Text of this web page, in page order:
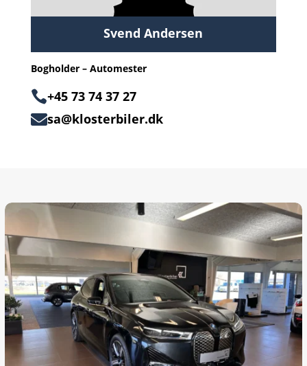
Svend Andersen
Bogholder – Automester
+45 73 74 37 27
sa@klosterbiler.dk